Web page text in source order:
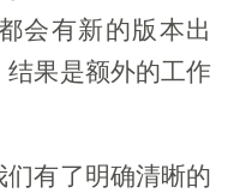
会有新的版本出
果是额外的工作
有了明确清晰的